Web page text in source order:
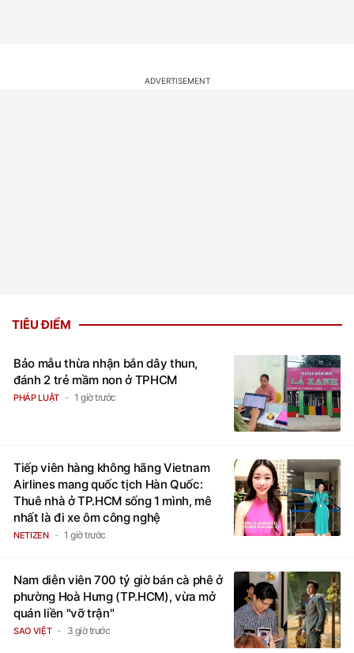
TIÊU ĐIỂM
Bảo mẫu thừa nhận bắn dây thun,
đánh 2 trẻ mầm non ở TPHCM
PHÁP LUẬT 1 giờ trước
Tiếp viên hàng không hãng Vietnam
Airlines mang quốc tịch Hàn Quốc:
Thuê nhà ở TP.HCM sống 1 mình, mê
nhất là đi xe ôm công nghệ
NETIZEN 1 giờ trước
Nam diễn viên 700 tỷ giờ bán cà phê ở
phường Hoà Hưng (TP.HCM), vừa mở
quán liền "vỡ trận"
SAO VIỆT 3 giờ trước